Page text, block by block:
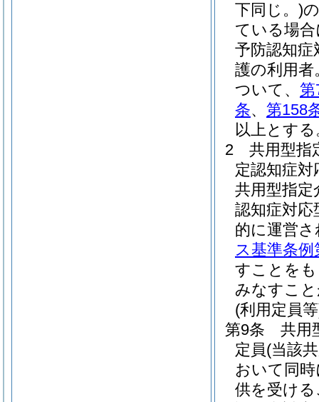
下同じ。)
ている場
予防認知症
護の利用者
ついて、 第
条、 第158
以上とする
2
共用型指
定認知症
共用型指定
認知症対
的に運営
ス基準条例
すことを
みなすこ
(利用定員
第9条
共用
定員(当該
おいて同
供を受け